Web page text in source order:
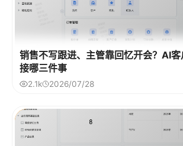
销售不写跟进、主管靠回忆开会？AI
接哪三件事
2.1k 2026/07/28